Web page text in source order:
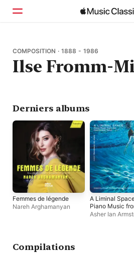
Accueil
Parcourir
COMPOSITION · 1888 - 1986
Ilse Fromm-
Derniers albums
Femmes de légende
Nareh Arghamanyan
A Liminal
Piano Music
Interbellum
Asher Ian
Compilations